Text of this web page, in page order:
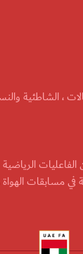
، الشاطئية
الرياضية
في مسابقات